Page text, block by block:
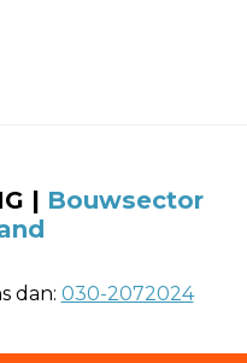
| Bouwsector
dan: 030-2072024